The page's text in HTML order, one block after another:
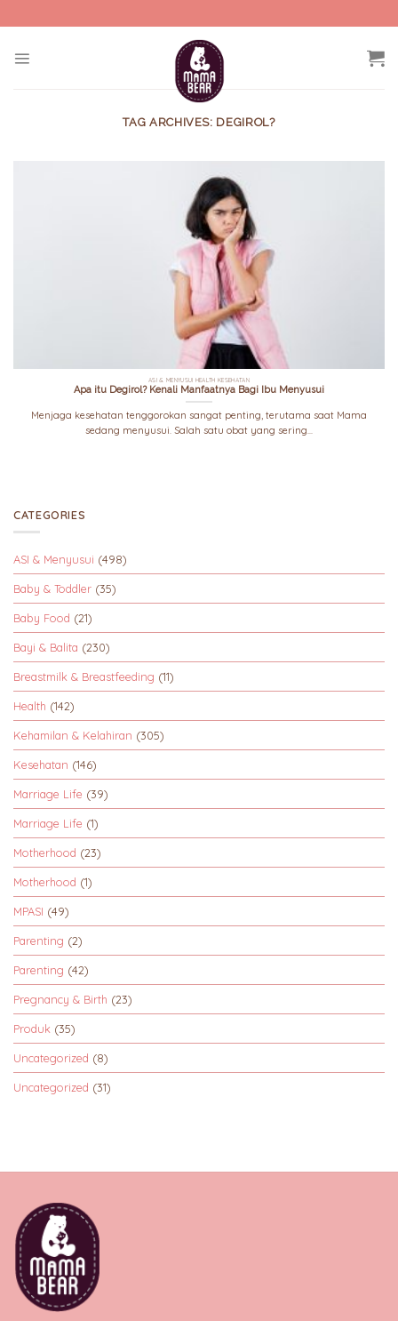
to
TAG ARCHIVES: DEGIROL?
ASI & MENYUSUI HEALTH KESEHATAN
Apa itu Degirol? Kenali Manfaatnya Bagi Ibu Menyusui
Menjaga kesehatan tenggorokan sangat penting, terutama saat Mama
sedang menyusui. Salah satu obat yang sering...
CATEGORIES
ASI & Menyusui (498)
Baby & Toddler (35)
Baby Food (21)
Bayi & Balita (230)
Breastmilk & Breastfeeding (11)
Health (142)
Kehamilan & Kelahiran (305)
Kesehatan (146)
Marriage Life (39)
Marriage Life (1)
Motherhood (23)
Motherhood (1)
MPASI (49)
Parenting (2)
Parenting (42)
Pregnancy & Birth (23)
Produk (35)
Uncategorized (8)
Uncategorized (31)